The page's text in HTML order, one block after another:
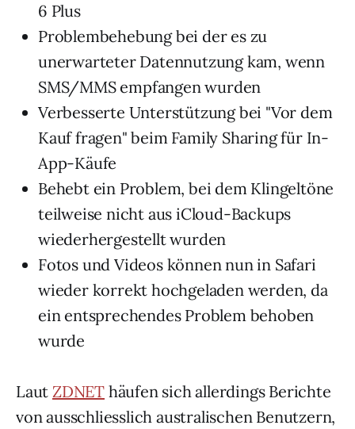
6 Plus
Problembehebung bei der es zu
unerwarteter Datennutzung kam, wenn
SMS/MMS empfangen wurden
Verbesserte Unterstützung bei "Vor dem
Kauf fragen" beim Family Sharing für In-
App-Käufe
Behebt ein Problem, bei dem Klingeltöne
teilweise nicht aus iCloud-Backups
wiederhergestellt wurden
Fotos und Videos können nun in Safari
wieder korrekt hochgeladen werden, da
ein entsprechendes Problem behoben
wurde
Laut ZDNET häufen sich allerdings Berichte
von ausschliesslich australischen Benutzern,